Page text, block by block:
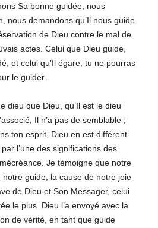
Sa bonne guidée, nous
nous demandons qu’Il nous guide.
de Dieu contre le mal de
actes. Celui que Dieu guide,
et celui qu’Il égare, tu ne pourras
le guider.
dieu que Dieu, qu’Il est le dieu
Il n’a pas de semblable ;
ton esprit, Dieu en est différent.
l’une des significations des
Je témoigne que notre
guide, la cause de notre joie
de Dieu et Son Messager, celui
le plus. Dieu l’a envoyé avec la
de vérité, en tant que guide